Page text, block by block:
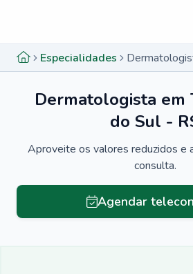
Especialidades
Dermatologista em
do Sul -
Aproveite os valores reduzidos e
consulta.
Agendar